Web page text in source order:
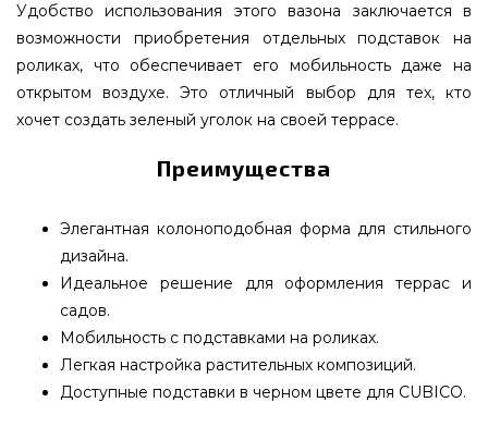
Удобство использования этого вазона заключается в
возможности приобретения отдельных подставок на
роликах, что обеспечивает его мобильность даже на
открытом воздухе. Это отличный выбор для тех, кто
хочет создать зеленый уголок на своей террасе.
Преимущества
Элегантная колоноподобная форма для стильного
дизайна.
Идеальное решение для оформления террас и
садов.
Мобильность с подставками на роликах.
Легкая настройка растительных композиций.
Доступные подставки в черном цвете для CUBICO.